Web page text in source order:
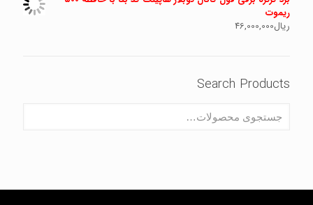
ریموت
ریال46,000,000
Search Products